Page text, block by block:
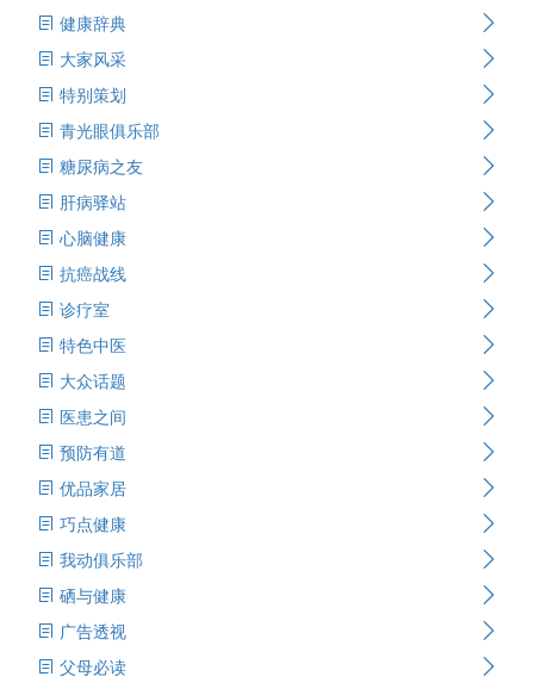
健康辞典
大家风采
特别策划
青光眼俱乐部
糖尿病之友
肝病驿站
心脑健康
抗癌战线
诊疗室
特色中医
大众话题
医患之间
预防有道
优品家居
巧点健康
我动俱乐部
硒与健康
广告透视
父母必读